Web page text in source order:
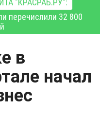
"КРАСРАБ.РУ":
перечислили 32 800
в
начал